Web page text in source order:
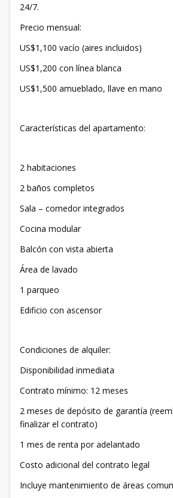
24/7.
Precio mensual:
US$1,100 vacío (aires incluidos)
US$1,200 con línea blanca
US$1,500 amueblado, llave en mano
Características del apartamento:
2 habitaciones
2 baños completos
Sala – comedor integrados
Cocina modular
Balcón con vista abierta
Área de lavado
1 parqueo
Edificio con ascensor
Condiciones de alquiler:
Disponibilidad inmediata
Contrato mínimo: 12 meses
2 meses de depósito de garantía
finalizar el contrato)
1 mes de renta por adelantado
Costo adicional del contrato legal
Incluye mantenimiento de áreas